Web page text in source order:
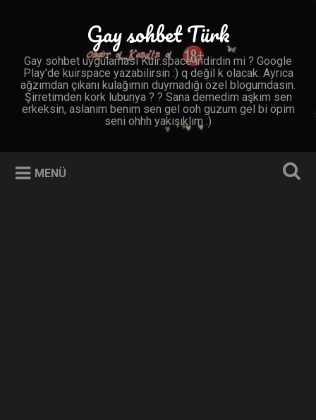
Gay sohbet Türk
Gay sohbet uygulaması Kuir.space indirdin mi ? Google
Play'de kuirspace yazabilirsin :) q değil k olacak. Ayrıca
ağzımdan çıkanı kulağımın duymadığı özel blogumdasın.
Şirretimden kork lubunya ? ? Sana demedim aşkım sen
erkeksin, aslanım benim sen gel ooh guzum gel bi öpim
seni ohhh yakışıklım :)
MENÜ